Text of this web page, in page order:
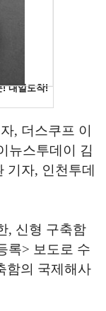
, 더스쿠프 이
뉴스투데이 김
기자, 인천투데
, 신형 구축함
록> 보도로 수
함의 국제해사